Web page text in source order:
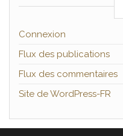
Connexion
Flux des publications
Flux des commentaires
Site de WordPress-FR